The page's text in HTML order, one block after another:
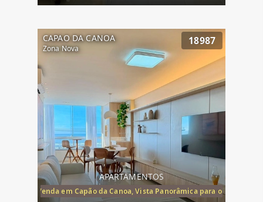
CAPAO DA CANOA
Zona Nova
18987
APARTAMENTOS
Mar à Venda em Capão da Canoa, Vista Panorâmica para o Mar, 2